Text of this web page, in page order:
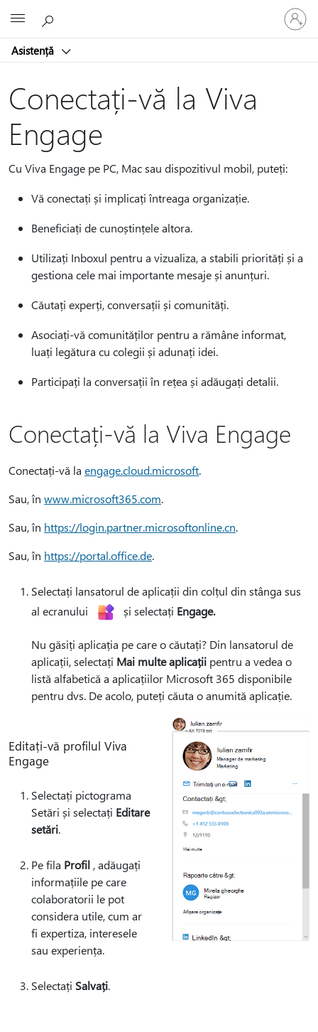
Asistență
vă
la
dvs.
Conectați-vă la Viva
Engage
Cu Viva Engage pe PC, Mac sau dispozitivul mobil, puteți:
Vă conectați și implicați întreaga organizație.
Beneficiați de cunoștințele altora.
Utilizați Inboxul pentru a vizualiza, a stabili priorități și a
gestiona cele mai importante mesaje și anunțuri.
Căutați experți, conversații și comunități.
Asociați-vă comunităților pentru a rămâne informat,
luați legătura cu colegii și adunați idei.
Participați la conversații în rețea și adăugați detalii.
Conectați-vă la Viva Engage
Conectați-vă la engage.cloud.microsoft.
Sau, în www.microsoft365.com.
Sau, în https://login.partner.microsoftonline.cn.
Sau, în https://portal.office.de.
Selectați lansatorul de aplicații din colțul din stânga sus
al ecranului
și selectați Engage.
Nu găsiți aplicația pe care o căutați? Din lansatorul de
aplicații, selectați Mai multe aplicații pentru a vedea o
listă alfabetică a aplicațiilor Microsoft 365 disponibile
pentru dvs. De acolo, puteți căuta o anumită aplicație.
Editați-vă profilul Viva
Engage
Selectați pictograma
Setări și selectați Editare
setări.
Pe fila Profil , adăugați
informațiile pe care
colaboratorii le pot
considera utile, cum ar
fi expertiza, interesele
sau experiența.
Selectați Salvați.